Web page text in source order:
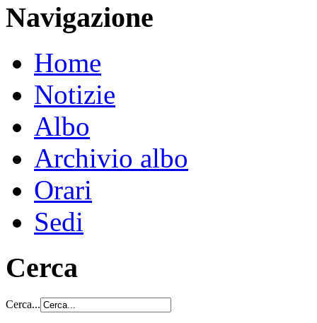
Navigazione
Home
Notizie
Albo
Archivio albo
Orari
Sedi
Cerca
Cerca...